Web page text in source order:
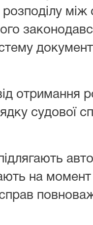
отримання
судової
на